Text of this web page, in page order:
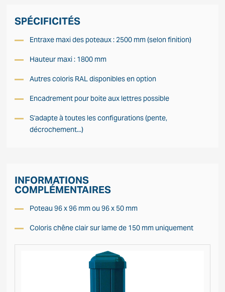
SPÉCIFICITÉS
Entraxe maxi des poteaux : 2500 mm (selon finition)
Hauteur maxi : 1800 mm
Autres coloris RAL disponibles en option
Encadrement pour boite aux lettres possible
S'adapte à toutes les configurations (pente,
décrochement...)
INFORMATIONS
COMPLÉMENTAIRES
Poteau 96 x 96 mm ou 96 x 50 mm
Coloris chêne clair sur lame de 150 mm uniquement